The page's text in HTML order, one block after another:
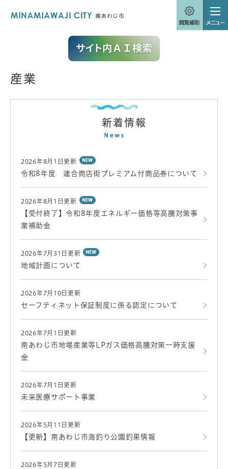
産業
新着情報
2026年8月1日更新
令和8年度 連合商店街プレミアム付商品券について
2026年8月1日更新
【受付終了】令和8年度エネルギー価格等高騰対策事
業補助金
2026年7月31日更新
地域計画について
2026年7月10日更新
セーフティネット保証制度に係る認定について
2026年7月1日更新
南あわじ市地場産業等LPガス価格高騰対策一時支援
金
2026年7月1日更新
未来医療サポート事業
2026年5月11日更新
【更新】南あわじ市海釣り公園釣果情報
2026年5月7日更新